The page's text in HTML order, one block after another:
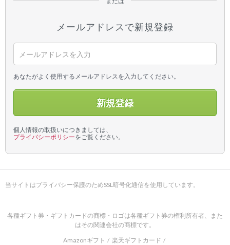
メールアドレスで新規登録
あなたがよく使用するメールアドレスを入力してください。
新規登録
個人情報の取扱いにつきましては、
プライバシーポリシーをご覧ください。
当サイトはプライバシー保護のためSSL暗号化通信を使用しています。
各種ギフト券・ギフトカードの商標・ロゴは各種ギフト券の権利所有者、また
はその関連会社の商標です。
Amazonギフト
楽天ギフトカード